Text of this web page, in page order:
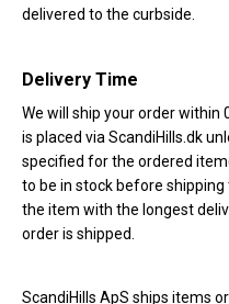
delivered to the curbside.
Delivery Time
We will ship your order
is placed via ScandiHills.dk
specified for the ordered
to be in stock before
the item with the longest
order is shipped.
ScandiHills ApS ships items